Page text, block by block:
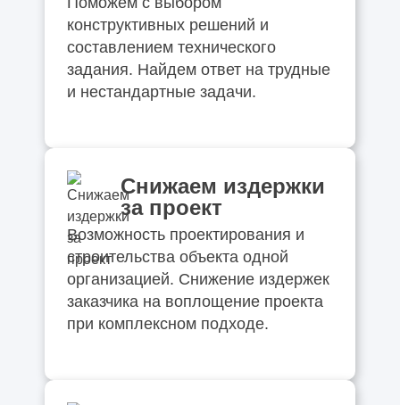
конструктивных решений и
составлением технического
задания. Найдем ответ на трудные
и нестандартные задачи.
Снижаем издержки
за проект
Возможность проектирования и
строительства объекта одной
организацией. Снижение издержек
заказчика на воплощение проекта
при комплексном подходе.